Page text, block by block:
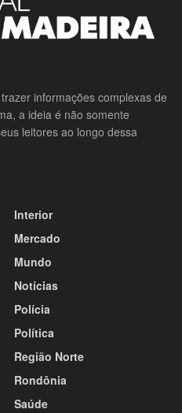
informações complexas de
a ideia é não somente
leitores ao longo dessa
Interior
Mercado
Mundo
Notícias
Polícia
Política
Região Norte
Rondônia
Saúde